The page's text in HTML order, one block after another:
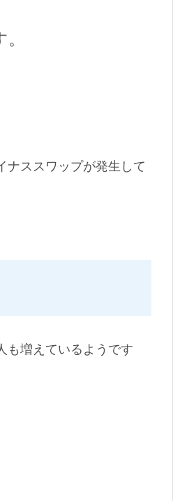
ナススワップが発生して
も増えているようです